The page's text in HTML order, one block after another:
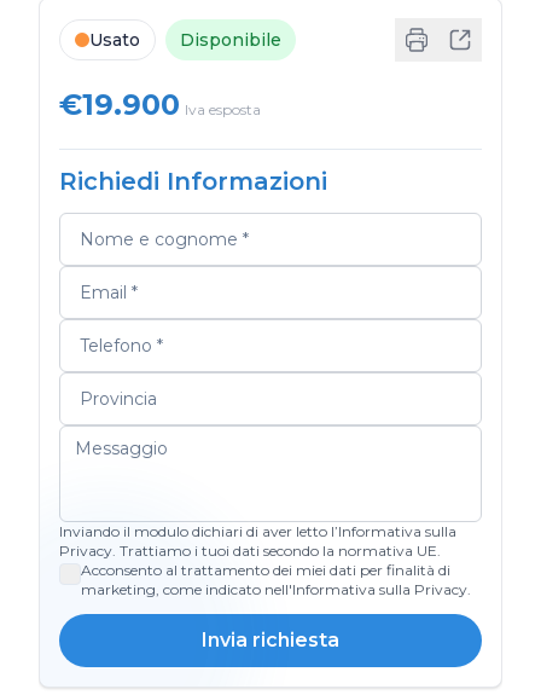
Usato Disponibile
€19.900 Iva esposta
Richiedi Informazioni
Inviando il modulo dichiari di aver letto l’Informativa sulla
Privacy. Trattiamo i tuoi dati secondo la normativa UE.
Acconsento al trattamento dei miei dati per finalità di
marketing, come indicato nell'Informativa sulla Privacy.
Invia richiesta